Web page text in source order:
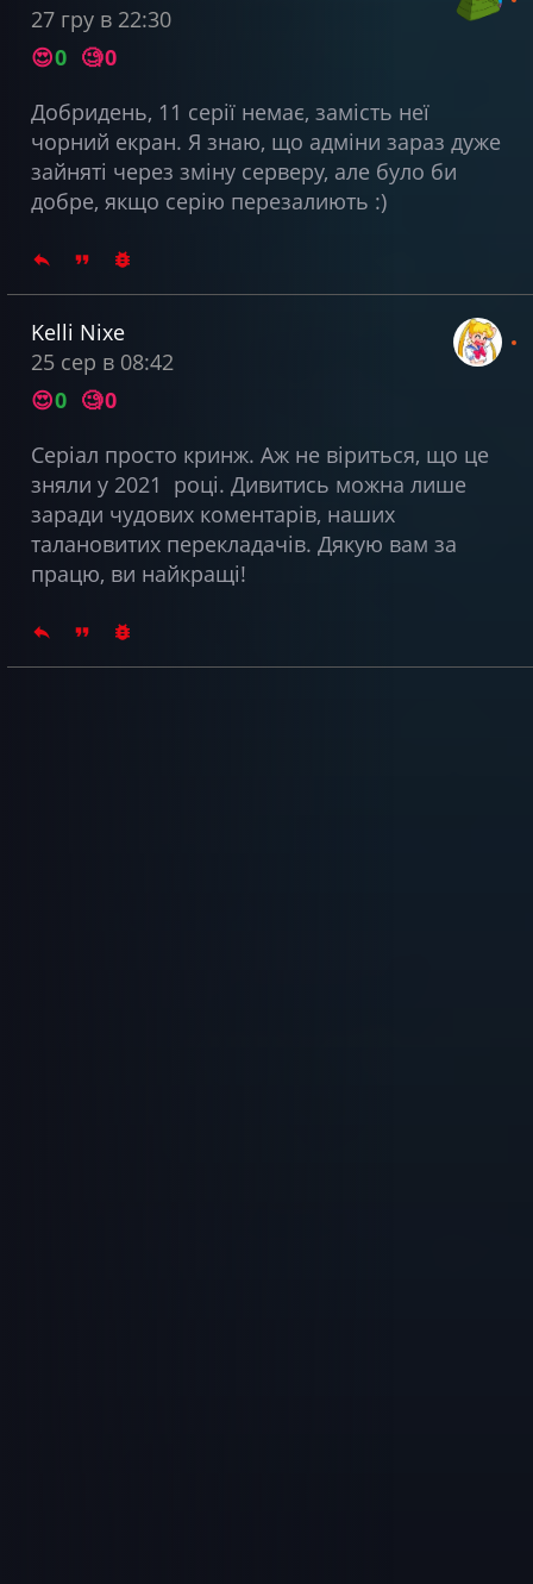
27 гру в 22:30
😍0 🧐0
Добридень, 11 серії немає, замість неї
чорний екран. Я знаю, що адміни зараз дуже
зайняті через зміну серверу, але було би
добре, якщо серію перезалиють :)
Kelli Nixe
25 сер в 08:42
😍0 🧐0
Серіал просто кринж. Аж не віриться, що це
зняли у 2021 році. Дивитись можна лише
заради чудових коментарів, наших
талановитих перекладачів. Дякую вам за
працю, ви найкращі!